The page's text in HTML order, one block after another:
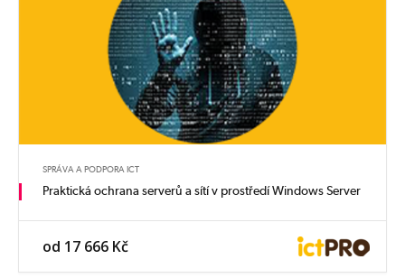
SPRÁVA A PODPORA ICT
Praktická ochrana serverů a sítí v prostředí Windows Server
od 17 666 Kč